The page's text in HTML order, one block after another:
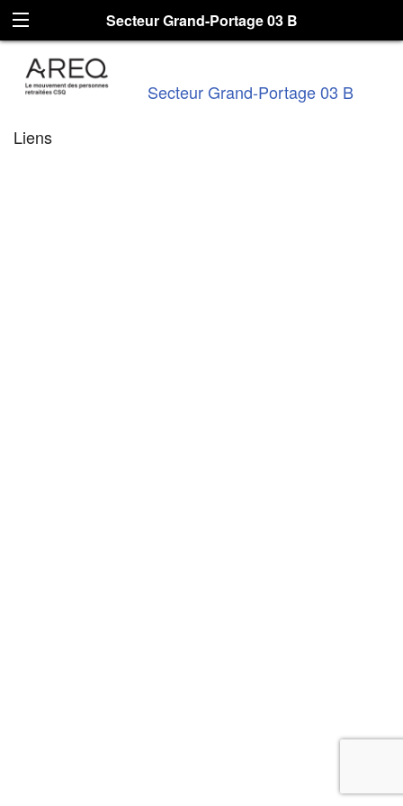
Secteur Grand-Portage 03 B
Secteur Grand-Portage 03 B
Liens